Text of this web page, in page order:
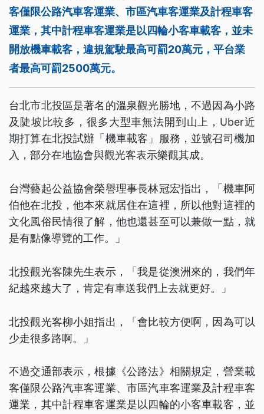
客僅限公路汽車客運業、市區汽車客運業及計程車客
運業，其中計程車客運業是以四輪小客車載客，並未
開放機車載客，違規駕駛最高可罰20萬元，平台業
者最高可罰2500萬元。
台北市北投區是著名的溫泉觀光勝地，不過因為小路
及陡坡比較多，很多大型車無法開到山上，Uber近
期打算在北投試辦「機車載客」服務，並號召司機加
入，部分在地協會與觀光客表示樂觀其成。
台灣藝起公益協會榮譽理事長林冠宏指出，「機車阿
伯他在北投，他本來就居住在這裡，所以他對這裡的
文化風俗民情很了解，他也還甚至可以兼做一點，就
是有點像導覽的工作。」
北投觀光客陳先生表示，「我是從澳洲來的，我們年
紀越來越大了，肯定有車送我們上去就更好。」
北投觀光客柳小姐指出，「會比較方便啊，因為可以
少走很多路啊。」
不過交通部表示，根據《公路法》相關規定，營業載
客僅限公路汽車客運業、市區汽車客運業及計程車客
運業，其中計程車客運業是以四輪的小客車載客，並